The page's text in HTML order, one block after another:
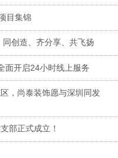
目集锦
创造、齐分享、共飞扬
面开启24小时线上服务
，尚泰装饰愿与深圳同发
部正式成立！